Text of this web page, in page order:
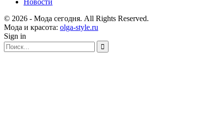
Новости
© 2026 - Мода сегодня. All Rights Reserved.
Мода и красота: olga-style.ru
Sign in